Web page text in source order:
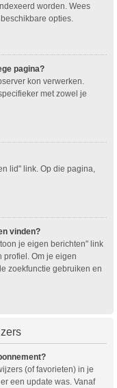
worden. Wees
opties.
pagina?
kon verwerken.
met zowel je
lid" link. Op die pagina,
vinden?
je eigen berichten" link
profiel. Om je eigen
zoekfunctie gebruiken en
(of favorieten) in je
een update was. Vanaf